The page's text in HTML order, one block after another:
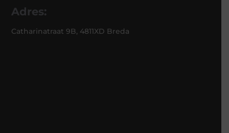
Adres:
Catharinatraat 9B, 4811XD Breda